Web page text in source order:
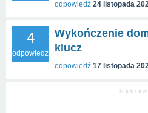
odpowiedź 24 listopada
4
odpowiedzi
Wykończenie
klucz
odpowiedź 17 listopada
R e k l a